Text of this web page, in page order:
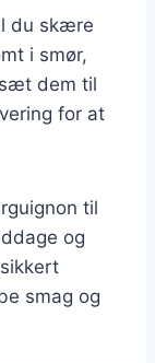
du skære
i smør,
dem til
for at
til
og
smag og